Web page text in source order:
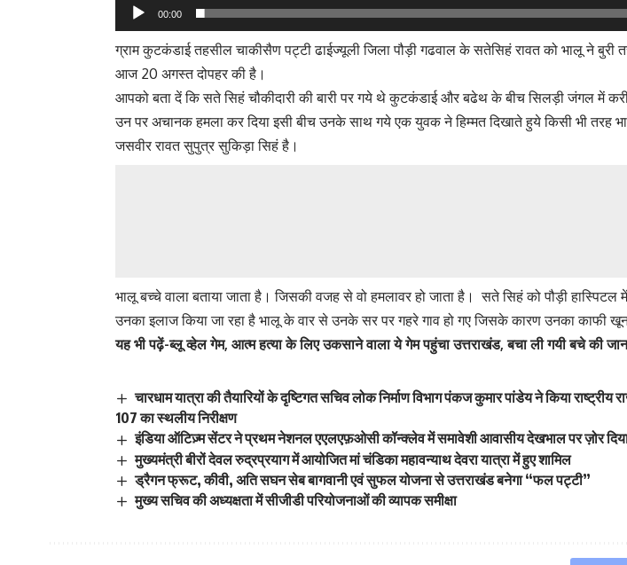
00:00
ग्राम कुटकंडाई तहसील चाकीसैण पट्टी ढाईज्यूली जिला पौड़ी गढवाल के सतेसिहं रावत को भालू ने बुरी
आज 20 अगस्त दोपहर की है।
आपको बता दें कि सते सिहं चौकीदारी की बारी पर गये थे कुटकंडाई और बढेथ के बीच सिलड़ी जंगल में
उन पर अचानक हमला कर दिया इसी बीच उनके साथ गये एक युवक ने हिम्मत दिखाते हुये किसी भी तरह
जसवीर रावत सुपुत्र सुकिड़ा सिहं है।
भालू बच्चे वाला बताया जाता है। जिसकी वजह से वो हमलावर हो जाता है। सते सिहं को पौड़ी हास्पिटल में
उनका इलाज किया जा रहा है भालू के वार से उनके सर पर गहरे गाव हो गए जिसके कारण उनका काफी
यह भी पढ़ें-ब्लू व्हेल गेम, आत्म हत्या के लिए उकसाने वाला ये गेम पहुंचा उत्तराखंड, बचा ली गयी बचे की जान
चारधाम यात्रा की तैयारियों के दृष्टिगत सचिव लोक निर्माण विभाग पंकज कुमार पांडेय ने किया राष्ट्रीय
107 का स्थलीय निरीक्षण
इंडिया ऑटिज़्म सेंटर ने प्रथम नेशनल एएलएफ़ओसी कॉन्क्लेव में समावेशी आवासीय देखभाल पर ज़ोर
मुख्यमंत्री बीरों देवल रुद्रप्रयाग में आयोजित मां चंडिका महावन्याथ देवरा यात्रा में हुए शामिल
ड्रैगन फ्रूट, कीवी, अति सघन सेब बागवानी एवं सुफल योजना से उत्तराखंड बनेगा “फल पट्टी”
मुख्य सचिव की अध्यक्षता में सीजीडी परियोजनाओं की व्यापक समीक्षा